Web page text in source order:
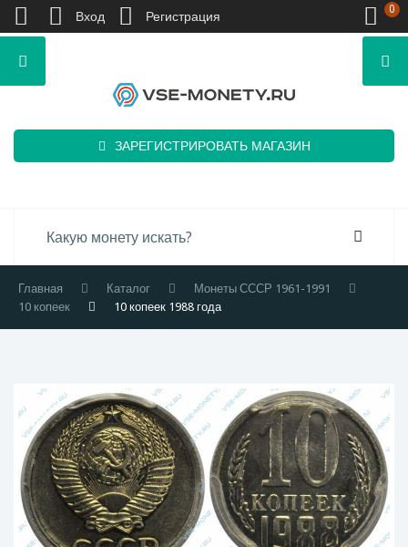
ЗАРЕГИСТРИРОВАТЬ МАГАЗИН
Главная Каталог
Монеты СССР 1961-1991
10 копеек
10 копеек 1988 года
Вход Регистрация 0